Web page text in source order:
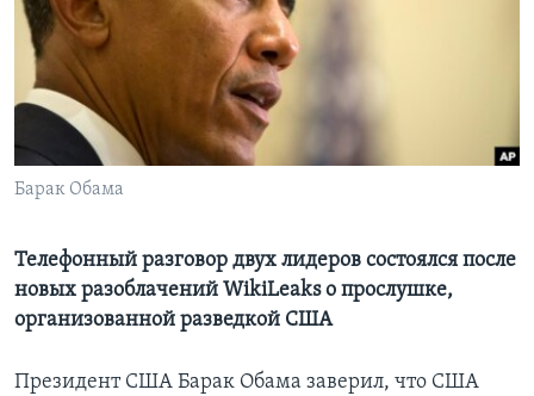
Learning English
СОЦИАЛЬНЫЕ СЕТИ
Барак Обама
Телефонный разговор двух лидеров состоялся после
новых разоблачений WikiLeaks о прослушке,
организованной разведкой США
Президент США Барак Обама заверил, что США